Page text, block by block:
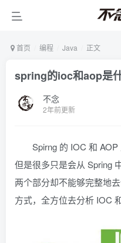
首页 编程 Java 正文
spring的ioc和aop是
不念
2年前更新
Spirng 的 IOC 和 AOP
但是很多只是会从 Spring
两个部分却不能够完整地
方式，全方位去分析 IOC